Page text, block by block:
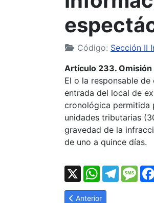
Código: Sección II
Artículo 233. Omisión
El o la responsable
entrada del local de
cronológica permitida
unidades tributarias
gravedad de la
de uno a quince días.
X WhatsApp
Artículo anterior:
Anterior